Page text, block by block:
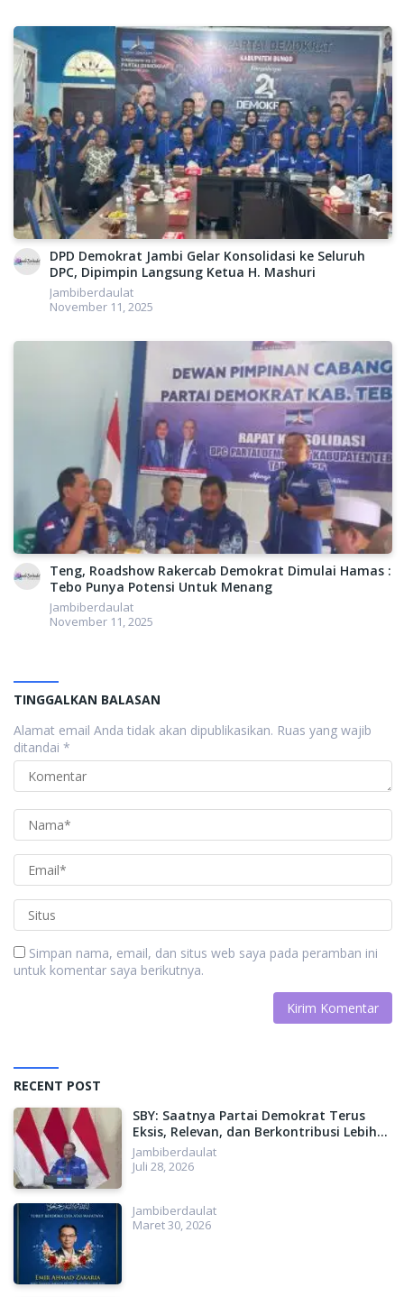
DPD Demokrat Jambi Gelar Konsolidasi ke Seluruh
DPC, Dipimpin Langsung Ketua H. Mashuri
Jambiberdaulat
November 11, 2025
Teng, Roadshow Rakercab Demokrat Dimulai Hamas :
Tebo Punya Potensi Untuk Menang
Jambiberdaulat
November 11, 2025
TINGGALKAN BALASAN
Alamat email Anda tidak akan dipublikasikan. Ruas yang wajib
ditandai *
Simpan nama, email, dan situs web saya pada peramban ini
untuk komentar saya berikutnya.
RECENT POST
SBY: Saatnya Partai Demokrat Terus
Eksis, Relevan, dan Berkontribusi Lebih
Besar untuk Indonesia
Jambiberdaulat
Juli 28, 2026
Jambiberdaulat
Maret 30, 2026